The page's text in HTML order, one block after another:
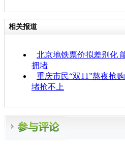
相关报道
北京地铁票价拟差别化
拥堵
重庆市民“双11”熬夜抢
堵抢不上